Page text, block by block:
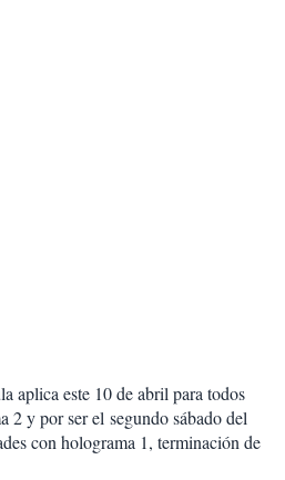
aplica este 10 de abril para todos
2 y por ser el segundo sábado del
con holograma 1, terminación de